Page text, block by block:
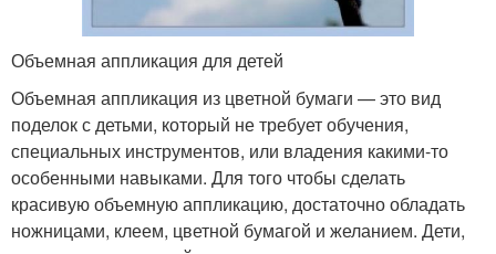
Объемная аппликация для детей
Объемная аппликация из цветной бумаги — это вид
поделок с детьми, который не требует обучения,
специальных инструментов, или владения какими-то
особенными навыками. Для того чтобы сделать
красивую объемную аппликацию, достаточно обладать
ножницами, клеем, цветной бумагой и желанием. Дети,